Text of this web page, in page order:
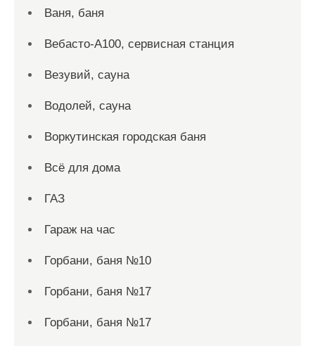
Ваня, баня
Вебасто-А100, сервисная станция
Везувий, сауна
Водолей, сауна
Воркутинская городская баня
Всё для дома
ГАЗ
Гараж на час
Горбани, баня №10
Горбани, баня №17
Горбани, баня №17